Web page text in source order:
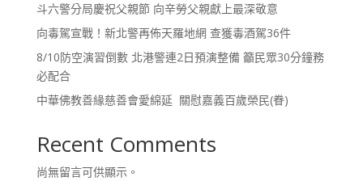
斗六警分局慶祝父親節 向辛勞父親獻上最深敬意
向毒駕宣戰！新北警再佈天羅地網 查獲毒酒駕36件
8/10防空演習倒數 北港警連2日預演整備 籲民眾30分鐘務
必配合
中華佛教善緣慈善會愛綿延 關慰嘉義百歲榮民(眷)
Recent Comments
尚無留言可供顯示。